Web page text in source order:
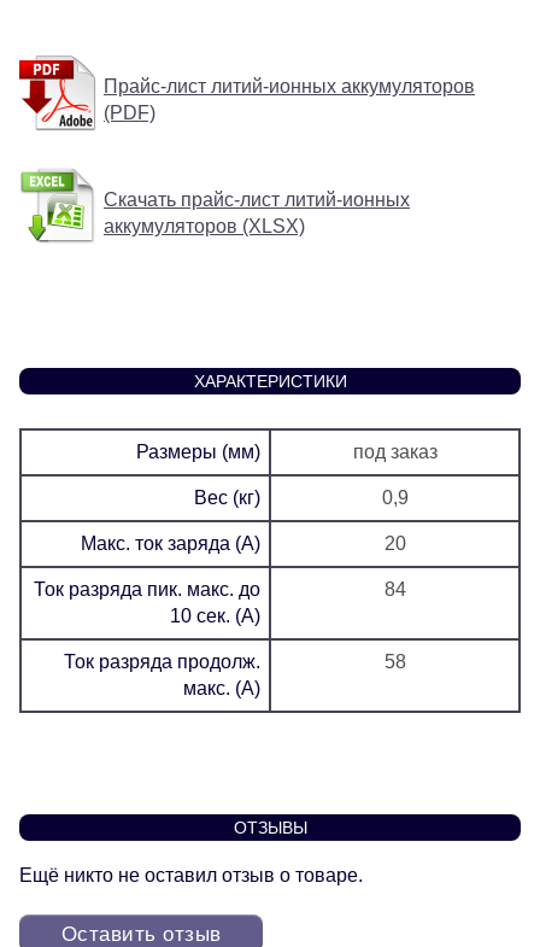
Прайс-лист литий-ионных аккумуляторов
(PDF)
Скачать прайс-лист литий-ионных
аккумуляторов (XLSX)
ХАРАКТЕРИСТИКИ
Размеры (мм) под заказ
Вес (кг) 0,9
Макс. ток заряда (А) 20
Ток разряда пик. макс. до
10 сек. (А)
84
Ток разряда продолж.
макс. (А)
58
ОТЗЫВЫ
Ещё никто не оставил отзыв о товаре.
Оставить отзыв